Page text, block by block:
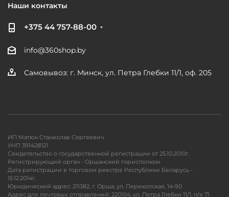
Наши контакты
+375 44 757-88-00
info@360shop.by
Самовывоз: г. Минск, ул. Петра Глебки 11/1, оф. 205
ИП Матюк Станислав Сергеевич
УНП 391428121
Свидетельство о государственной регистрации от 25.10.2010г.
Регистрирующий орган - Оршанский горисполком
Дата регистрации в торговом реестре Республики Беларусь -
15.12.2014г.
Юридический адрес: 211382, г. Орша, ул. Перекопская, 14-90
Адрес для почтовых отправлений: 220104, ул. Петра Глебки 11/1, п/я 71